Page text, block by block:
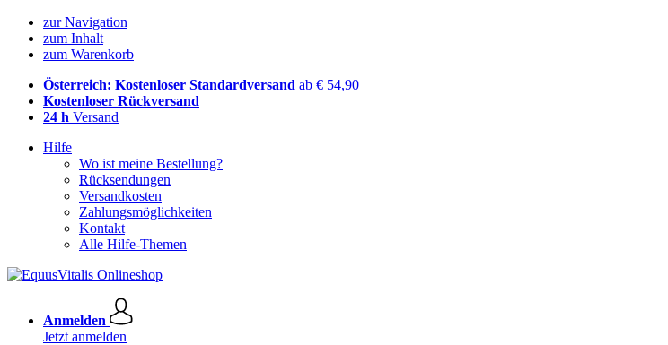
zur Navigation
zum Inhalt
zum Warenkorb
Österreich: Kostenloser Standardversand ab € 54,90
Kostenloser Rückversand
24 h Versand
Hilfe
Wo ist meine Bestellung?
Rücksendungen
Versandkosten
Zahlungsmöglichkeiten
Kontakt
Alle Hilfe-Themen
Anmelden
Jetzt anmelden